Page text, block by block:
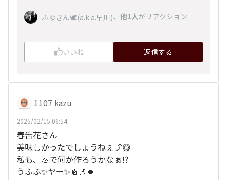
ふゆきん🕊️(a.k.a.早川)、 他1人がリアクション
いいね 返信する
1107 kazu
2025/02/15 06:54
春告花さん
美味しかったでしょうねぇ⤴️😋
私も、🦪で何か作ろうかなぁ⁉️
うふふ✨ヤー✨🍻🎶🍀